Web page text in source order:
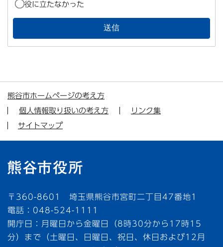
役に立たなかった
熊谷市ホームページの考え方
個人情報取り扱いの考え方
リンク集
サイトマップ
〒360-8601 埼玉県熊谷市宮町二丁目47番地1
電話：048-524-1111
開庁日：月曜日から金曜日（8時30分から17時15
分）まで（土曜日、日曜日、祝日、休日および12月